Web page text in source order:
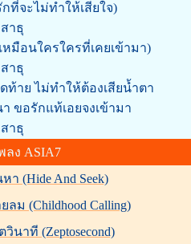
ที่จะไม่ทำให้เสียใจ)
สาธุ
มือนใครใครที่เคยเข้ามา)
สาธุ
ท้าย ไม่ทำให้ต้องเสียน้ำตา
ขอรักแท้เอยจงเข้ามา
สาธุ
ลง ASIA7
(Hide And Seek)
ม (Childhood Calling)
นาที (Zeptosecond)